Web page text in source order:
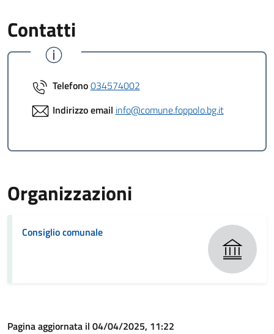
Contatti
Telefono034574002
Indirizzo email info@comune.foppolo.bg.it
Organizzazioni
Consiglio comunale
Pagina aggiornata il 04/04/2025, 11:22